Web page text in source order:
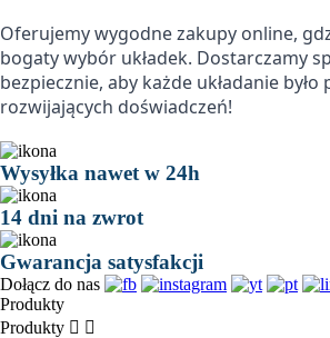
Oferujemy wygodne zakupy online,
bogaty wybór układek. Dostarczamy
bezpiecznie, aby każde układanie było
rozwijających doświadczeń!
Wysyłka nawet w 24h
14 dni na zwrot
Gwarancja satysfakcji
Dołącz do nas
Produkty
Produkty  